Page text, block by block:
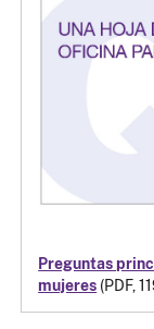
Preguntas
mujeres (PDF,